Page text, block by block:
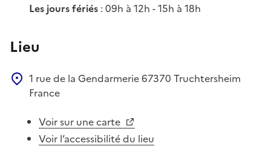
Les jours fériés : 09h à 12h - 15h à 18h
Lieu
1 rue de la Gendarmerie67370 Truchtersheim
France
Voir sur une carte
Voir l’accessibilité du lieu